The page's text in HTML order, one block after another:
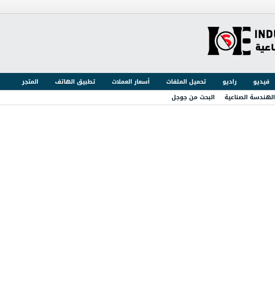
فيديو راديو تحميل الملفات أسعار العملات تطبيق الهاتف
المتجر
الهندسة الصناعية
البحث من جوجل